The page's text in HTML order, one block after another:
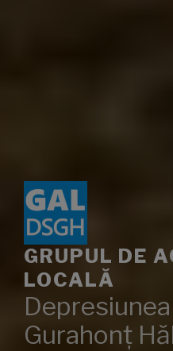
GRUPUL DE
LOCALĂ
Gurahonț